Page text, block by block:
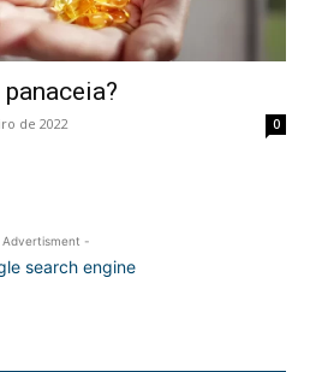
panaceia?
de 2022 0
-